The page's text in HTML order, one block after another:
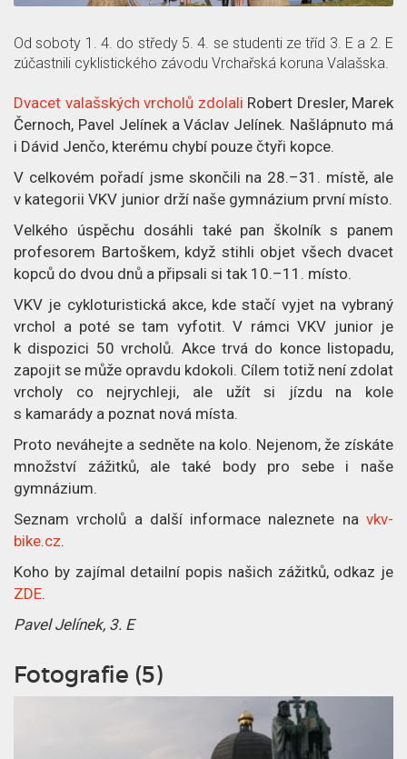
p
ě
t
l
á
n
e
k
c
e
o
č
l
á
n
k
u
Od soboty 1. 4. do středy 5. 4. se studenti ze tříd 3. E a 2. E
zúčastnili cyklistického závodu Vrchařská koruna Valašska.
Dvacet valašských vrcholů zdolali Robert Dresler, Marek
Černoch, Pavel Jelínek a Václav Jelínek. Našlápnuto má
i Dávid Jenčo, kterému chybí pouze čtyři kopce.
V celkovém pořadí jsme skončili na 28.–31. místě, ale
v kategorii VKV junior drží naše gymnázium první místo.
Velkého úspěchu dosáhli také pan školník s panem
profesorem Bartoškem, když stihli objet všech dvacet
kopců do dvou dnů a připsali si tak 10.–11. místo.
VKV je cykloturistická akce, kde stačí vyjet na vybraný
vrchol a poté se tam vyfotit. V rámci VKV junior je
k dispozici 50 vrcholů. Akce trvá do konce listopadu,
zapojit se může opravdu kdokoli. Cílem totiž není zdolat
vrcholy co nejrychleji, ale užít si jízdu na kole
s kamarády a poznat nová místa.
Proto neváhejte a sedněte na kolo. Nejenom, že získáte
množství zážitků, ale také body pro sebe i naše
gymnázium.
Seznam vrcholů a další informace naleznete na vkv-
bike.cz.
Koho by zajímal detailní popis našich zážitků, odkaz je
ZDE.
Pavel Jelínek, 3. E
Fotografie (5)